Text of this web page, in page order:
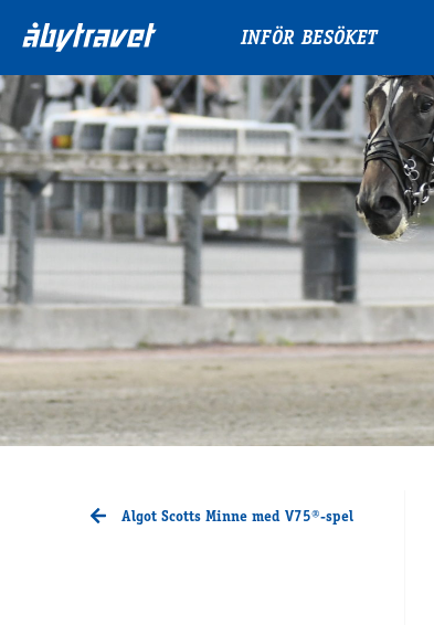
INFÖR BESÖKET
Algot Scotts Minne med V75®-spel